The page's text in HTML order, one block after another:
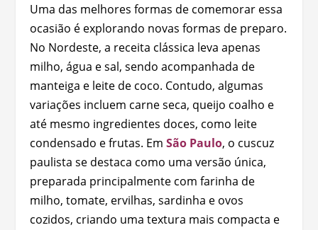
Uma das melhores formas de comemorar essa
ocasião é explorando novas formas de preparo.
No Nordeste, a receita clássica leva apenas
milho, água e sal, sendo acompanhada de
manteiga e leite de coco. Contudo, algumas
variações incluem carne seca, queijo coalho e
até mesmo ingredientes doces, como leite
condensado e frutas. EmSão Paulo, o cuscuz
paulista se destaca como uma versão única,
preparada principalmente com farinha de
milho, tomate, ervilhas, sardinha e ovos
cozidos, criando uma textura mais compacta e